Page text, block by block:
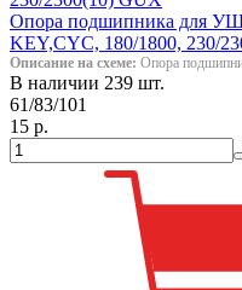
Опора подшипника для
KEY,CYC, 180/1800, 230/
Описание на схеме: Опора
В наличии 239 шт.
61/83/101
15 р.